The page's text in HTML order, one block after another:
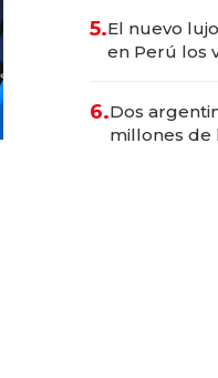
5.El nuevo
en Perú los
en
6.Dos
millones de